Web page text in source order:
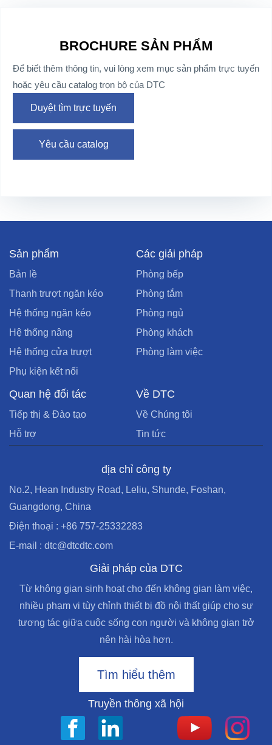
BROCHURE SẢN PHẨM
Để biết thêm thông tin, vui lòng xem mục sản phẩm trực tuyến
hoặc yêu cầu catalog trọn bộ của DTC
Duyệt tìm trực tuyến
Yêu cầu catalog
Sản phẩm
Bản lề
Thanh trượt ngăn kéo
Hệ thống ngăn kéo
Hệ thống nâng
Hệ thống cửa trượt
Phụ kiện kết nối
Các giải pháp
Phòng bếp
Phòng tắm
Phòng ngủ
Phòng khách
Phòng làm việc
Quan hệ đối tác
Tiếp thị & Đào tạo
Hỗ trợ
Về DTC
Về Chúng tôi
Tin tức
địa chỉ công ty
No.2, Hean Industry Road, Leliu, Shunde, Foshan,
Guangdong, China
Điện thoại : +86 757-25332283
E-mail : dtc@dtcdtc.com
Giải pháp của DTC
Từ không gian sinh hoạt cho đến không gian làm việc,
nhiều phạm vi tùy chỉnh thiết bị đồ nội thất giúp cho sự
tương tác giữa cuộc sống con người và không gian trở
nên hài hòa hơn.
Tìm hiểu thêm
Truyền thông xã hội